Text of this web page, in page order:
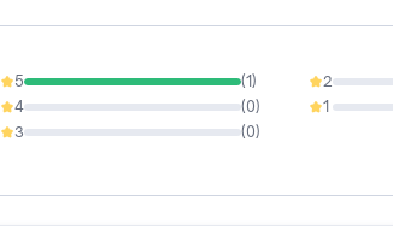
5 (1)
100%
4 (0)
0%
3 (0)
0%
2
0%
1
0%